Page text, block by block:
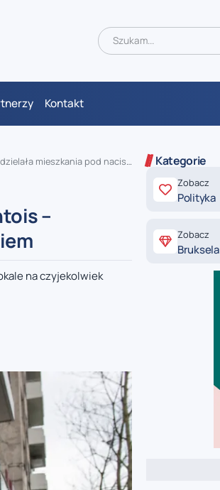
Kontakt
mieszkania pod naciskiem
–
na czyjekolwiek
Kategorie
Zobacz
Polityka
Zobacz
Bruksela